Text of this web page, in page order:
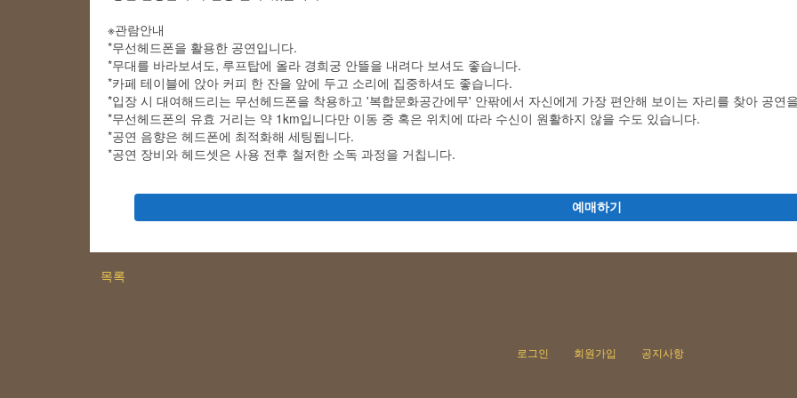
※관람안내
*무선헤드폰을 활용한 공연입니다.
*무대를 바라보셔도, 루프탑에 올라 경희궁 안뜰을 내려다 보셔도 좋습니다.
*카페 테이블에 앉아 커피 한 잔을 앞에 두고 소리에 집중하셔도 좋습니다.
*입장 시 대여해드리는 무선헤드폰을 착용하고 '복합문화공간에무' 안팎에서 자신에게 가장 편안해 보이는 자리를 찾아 공연
*무선헤드폰의 유효 거리는 약 1km입니다만 이동 중 혹은 위치에 따라 수신이 원활하지 않을 수도 있습니다.
*공연 음향은 헤드폰에 최적화해 세팅됩니다.
*공연 장비와 헤드셋은 사용 전후 철저한 소독 과정을 거칩니다.
예매하기
목록
로그인 회원가입 공지사항